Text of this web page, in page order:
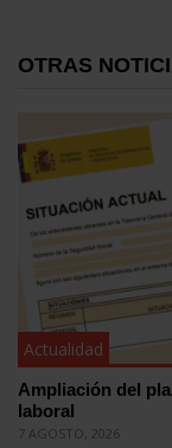
OTRAS
Actualidad
Ampliación del
laboral
7 AGOSTO, 2026